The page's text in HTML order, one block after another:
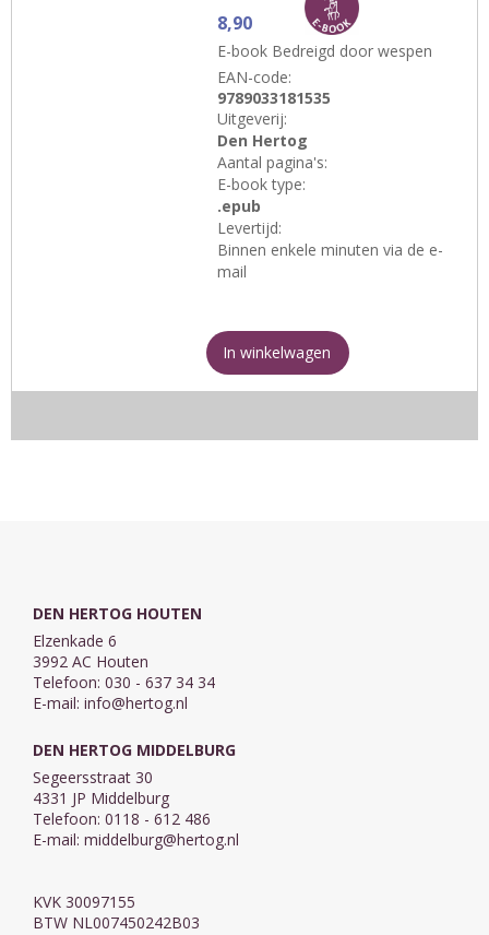
8,90
E-book Bedreigd door wespen
EAN-code:
9789033181535
Uitgeverij:
Den Hertog
Aantal pagina's:
E-book type:
.epub
Levertijd:
Binnen enkele minuten via de e-
mail
In winkelwagen
DEN HERTOG HOUTEN
Elzenkade 6
3992 AC Houten
Telefoon: 030 - 637 34 34
E-mail: info@hertog.nl
DEN HERTOG MIDDELBURG
Segeersstraat 30
4331 JP Middelburg
Telefoon: 0118 - 612 486
E-mail: middelburg@hertog.nl
KVK 30097155
BTW NL007450242B03